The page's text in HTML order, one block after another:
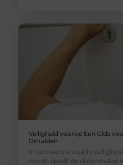
Veiligheid voorop Een Gids
IJmuiden
In een wereld waarin
wordt, speelt de slotenmaker